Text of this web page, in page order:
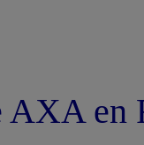
AXA en